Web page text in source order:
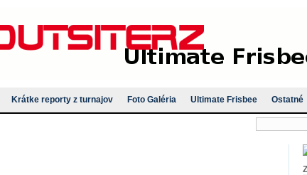
Krátke reporty z turnajov Foto Galéria Ultimate Frisbee Ostatné